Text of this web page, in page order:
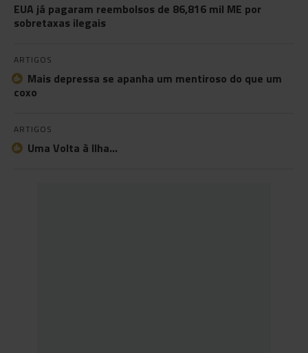
EUA já pagaram reembolsos de 86,816 mil ME por
sobretaxas ilegais
ARTIGOS
Mais depressa se apanha um mentiroso do que um
coxo
ARTIGOS
Uma Volta à Ilha…